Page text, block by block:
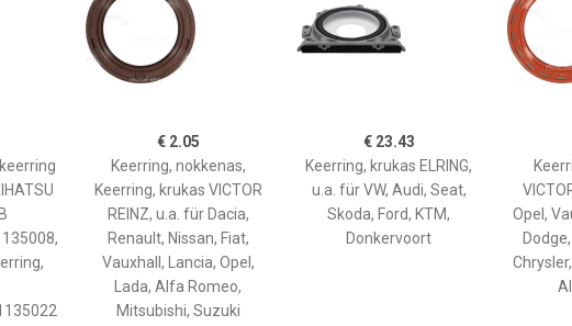
€ 2.05
Keerring, nokkenas,
Keerring, krukas VICTOR
REINZ, u.a. für Dacia,
Renault, Nissan, Fiat,
Vauxhall, Lancia, Opel,
Lada, Alfa Romeo,
Mitsubishi, Suzuki
€ 23.43
Keerring, krukas ELRING,
u.a. für VW, Audi, Seat,
Skoda, Ford, KTM,
Donkervoort
Opel,